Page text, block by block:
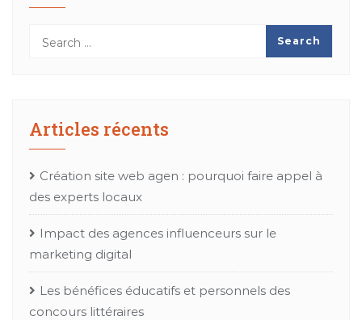
Articles récents
Création site web agen : pourquoi faire appel à
des experts locaux
Impact des agences influenceurs sur le
marketing digital
Les bénéfices éducatifs et personnels des
concours littéraires